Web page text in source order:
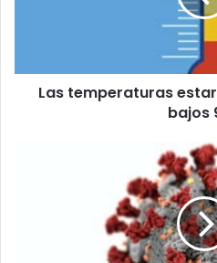
bajos
Las temperaturas
bajos